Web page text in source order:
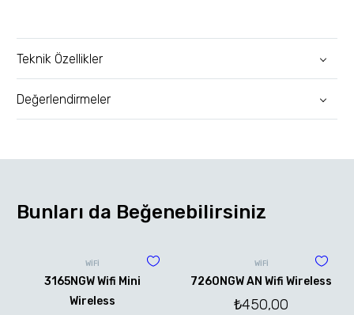
Teknik Özellikler
Değerlendirmeler
Bunları da Beğenebilirsiniz
WİFİ
3165NGW Wifi Mini
Wireless
WİFİ
7260NGW AN Wifi Wireless
₺450,00